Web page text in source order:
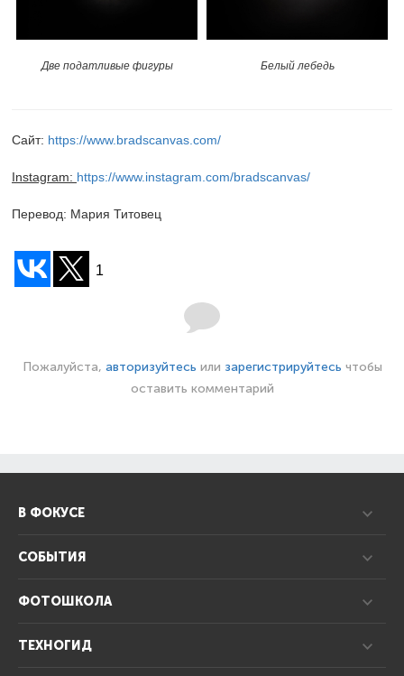
Две податливые фигуры Белый лебедь
Сайт: https://www.bradscanvas.com/
Instagram: https://www.instagram.com/bradscanvas/
Перевод: Мария Титовец
1
Пожалуйста, авторизуйтесь или зарегистрируйтесь чтобы
оставить комментарий
В ФОКУСЕ
СОБЫТИЯ
ФОТОШКОЛА
ТЕХНОГИД